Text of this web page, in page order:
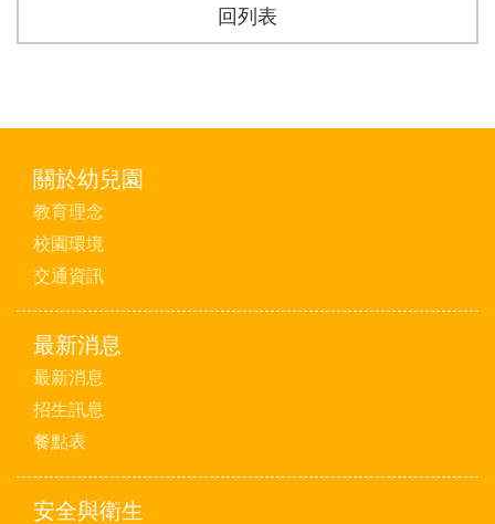
回列表
關於幼兒園
教育理念
校園環境
交通資訊
最新消息
最新消息
招生訊息
餐點表
安全與衛生